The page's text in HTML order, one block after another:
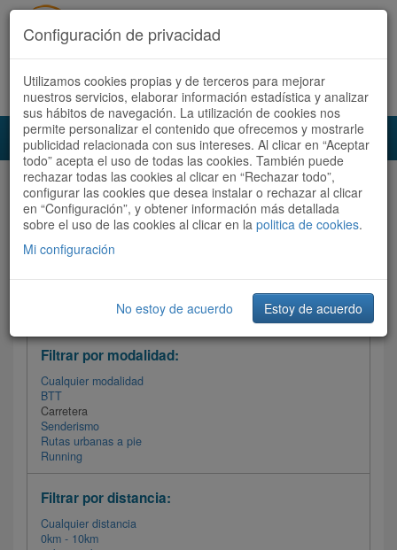
Acceder Registrate ahora Español | Català
Audioruta Todas las rutas
Todas las rutas Ordenar por:Más recientes
Filtrar las rutas
Filtrar por modalidad:
Cualquier modalidad
BTT
Carretera
Senderismo
Rutas urbanas a pie
Running
Filtrar por distancia:
Cualquier distancia
0km - 10km
Configuración de privacidad
Utilizamos cookies propias y de terceros para mejorar
nuestros servicios, elaborar información estadística y analizar
sus hábitos de navegación. La utilización de cookies nos
permite personalizar el contenido que ofrecemos y mostrarle
publicidad relacionada con sus intereses. Al clicar en “Aceptar
todo” acepta el uso de todas las cookies. También puede
rechazar todas las cookies al clicar en “Rechazar todo”,
configurar las cookies que desea instalar o rechazar al clicar
en “Configuración”, y obtener información más detallada
sobre el uso de las cookies al clicar en la politica de cookies.
Mi configuración
No estoy de acuerdo Estoy de acuerdo